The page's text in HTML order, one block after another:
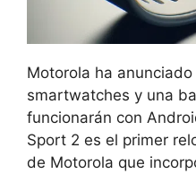
Motorola ha
smartwatches y una
funcionarán con
Sport 2 es el primer
de Motorola que